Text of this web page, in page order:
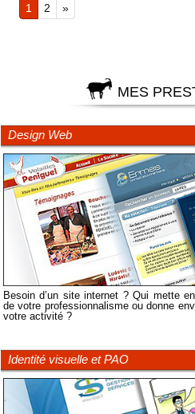
1 2 »
MES
Design Web
Besoin d’un site internet ? Qui mette
de votre professionnalisme ou donne
votre activité ?
Identité visuelle et PAO